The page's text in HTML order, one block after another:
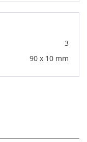
3
90 x 10 mm